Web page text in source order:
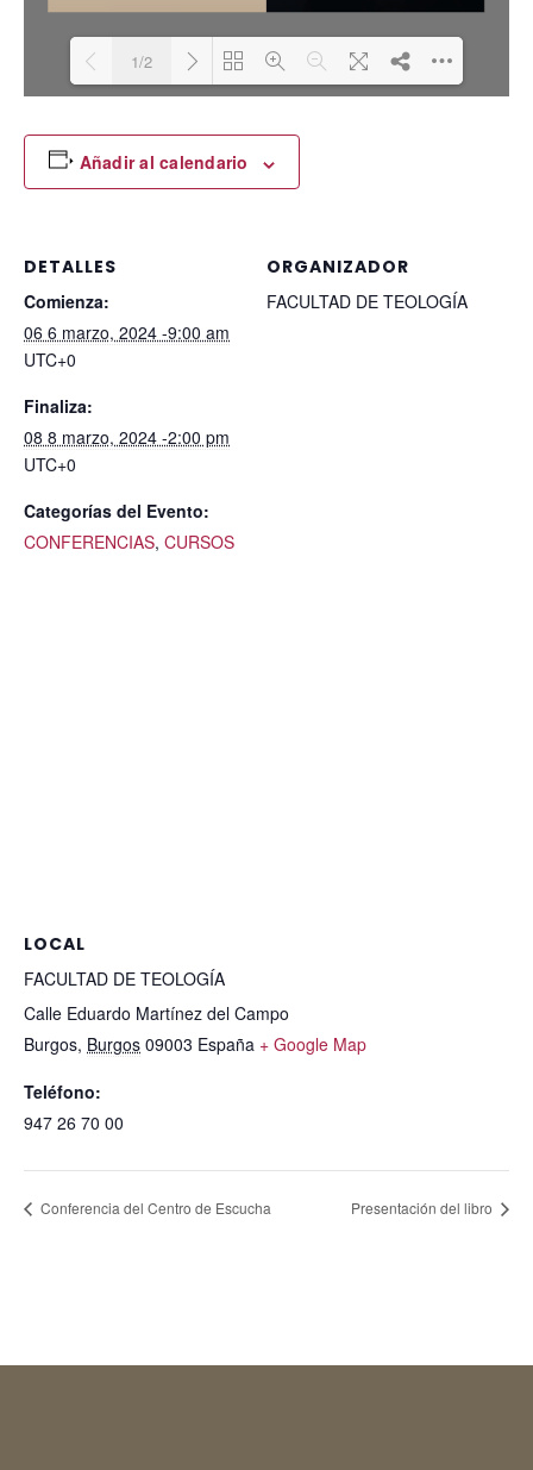
Please wait while
flipbook is loading.
please refer to
DearFlip WordPress
Flipbook Plugin Help
documentation.
DearFlip: Loading PDF
100% ...
1/2
Añadir al calendario
DETALLES
Comienza:
06 6 marzo, 2024 -9:00 am
UTC+0
Finaliza:
08 8 marzo, 2024 -2:00 pm
UTC+0
Categorías del Evento:
CONFERENCIAS, CURSOS
ORGANIZADOR
FACULTAD DE TEOLOGÍA
LOCAL
FACULTAD DE TEOLOGÍA
Calle Eduardo Martínez del Campo
Burgos, Burgos 09003 España + Google Map
Teléfono:
947 26 70 00
Conferencia del Centro de Escucha Presentación del libro